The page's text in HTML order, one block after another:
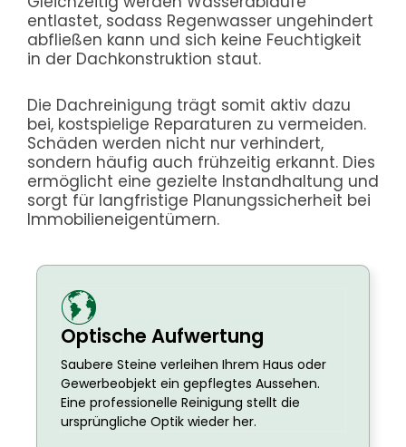
entlastet, sodass Regenwasser ungehindert
abfließen kann und sich keine Feuchtigkeit
in der Dachkonstruktion staut.
Die Dachreinigung trägt somit aktiv dazu
bei, kostspielige Reparaturen zu vermeiden.
Schäden werden nicht nur verhindert,
sondern häufig auch frühzeitig erkannt. Dies
ermöglicht eine gezielte Instandhaltung und
sorgt für langfristige Planungssicherheit bei
Immobilieneigentümern.
Optische Aufwertung
Saubere Steine verleihen Ihrem Haus oder
Gewerbeobjekt ein gepflegtes Aussehen.
Eine professionelle Reinigung stellt die
ursprüngliche Optik wieder her.